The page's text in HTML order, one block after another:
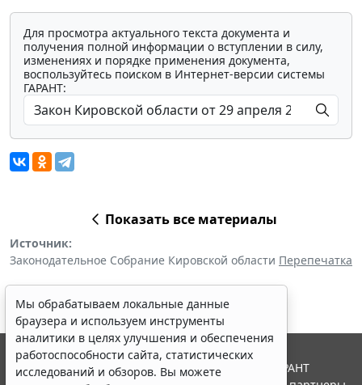
Для просмотра актуального текста документа и
получения полной информации о вступлении в силу,
изменениях и порядке применения документа,
воспользуйтесь поиском в Интернет-версии системы
ГАРАНТ:
Показать все материалы
Источник:
Законодательное Собрание Кировской области Перепечатка
Мы обрабатываем локальные данные
браузера и используем инструменты
аналитики в целях улучшения и обеспечения
работоспособности сайта, статистических
исследований и обзоров. Вы можете
© ООО "НПП "ГАРАНТ-СЕРВИС", 2026. Система ГАРАНТ